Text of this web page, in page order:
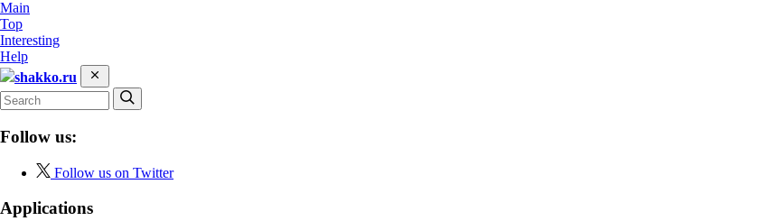
Main
Top
Interesting
Help
shakko.ru
Follow us:
Follow us on Twitter
Applications